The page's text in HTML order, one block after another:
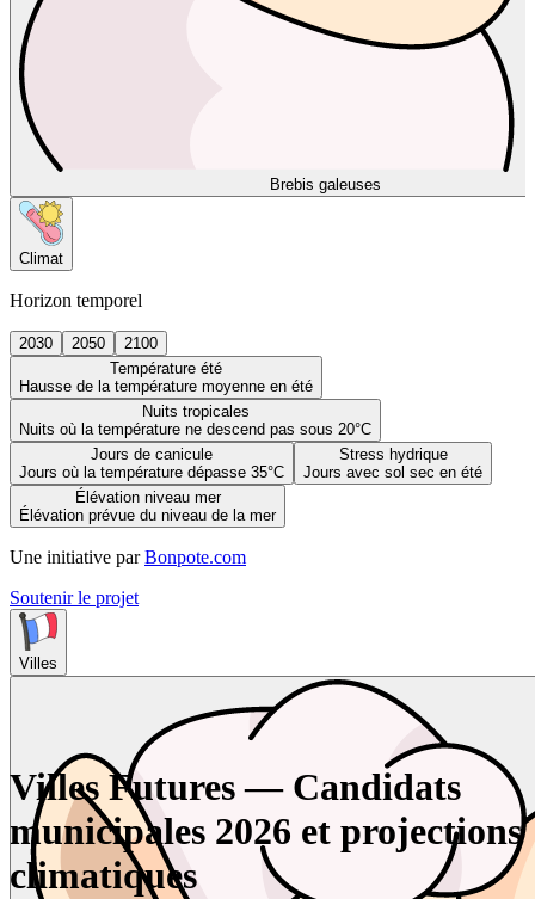
Brebis galeuses
Climat
Horizon temporel
2030 2050
2100
Température été
Hausse de la température moyenne en été
Nuits tropicales
Nuits où la température ne descend pas sous 20°C
Jours de canicule
Jours où la température dépasse 35°C
Stress hydrique
Jours avec sol sec en été
Élévation niveau mer
Élévation prévue du niveau de la mer
Une initiative par Bonpote.com
Soutenir le projet
Villes
Villes Futures — Candidats
municipales 2026 et projections
climatiques